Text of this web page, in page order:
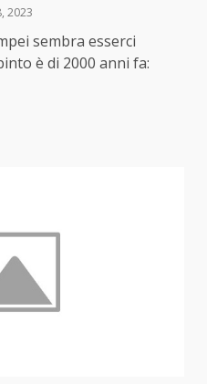
2023
sembra esserci
è di 2000 anni fa: